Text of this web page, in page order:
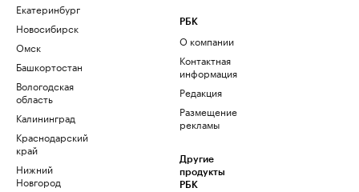
Екатеринбург
Новосибирск
Омск
Башкортостан
Вологодская
область
Калининград
Краснодарский
край
Нижний
Новгород
РБК
О компании
Контактная
информация
Редакция
Размещение
рекламы
Другие
продукты
РБК